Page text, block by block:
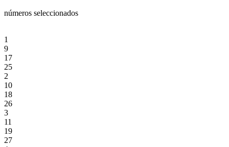
números seleccionados
1
9
17
25
2
10
18
26
3
11
19
27